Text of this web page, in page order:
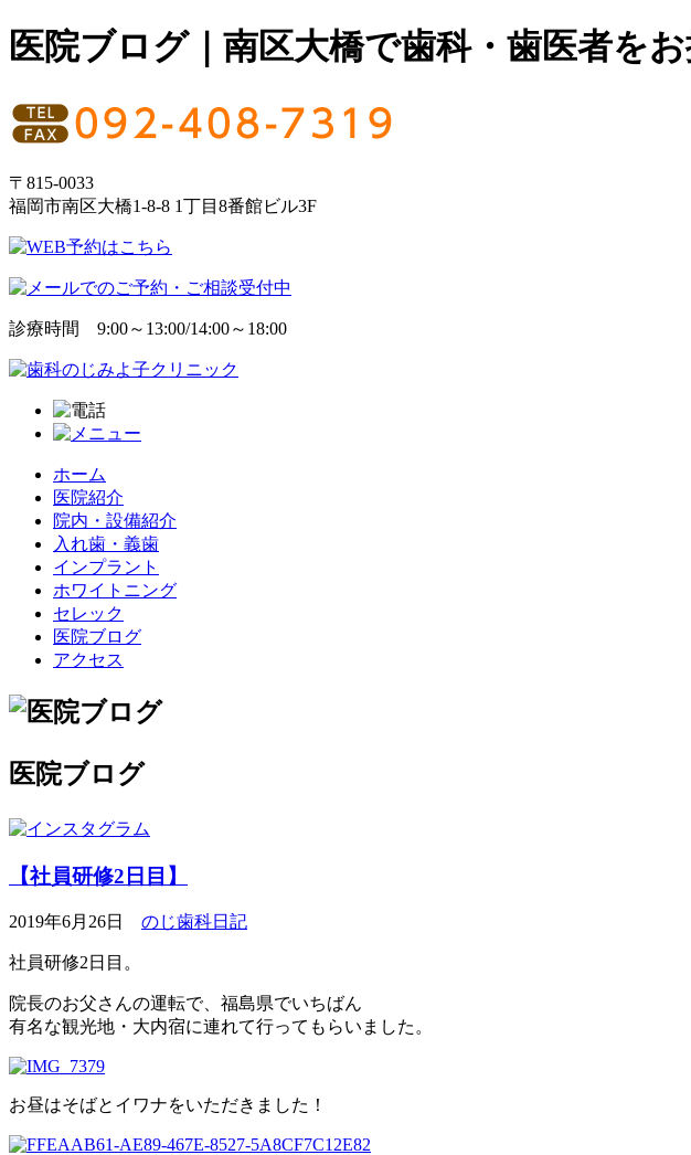
医院ブログ｜南区大橋で歯科・歯医者を
〒815-0033
福岡市南区大橋1-8-8 1丁目8番館ビル3F
診療時間 9:00～13:00/14:00～18:00
ホーム
医院紹介
院内・設備紹介
入れ歯・義歯
インプラント
ホワイトニング
セレック
医院ブログ
アクセス
医院ブログ
【社員研修2日目】
2019年6月26日 のじ歯科日記
社員研修2日目。
院長のお父さんの運転で、福島県でいちばん
有名な観光地・大内宿に連れて行ってもらいました。
お昼はそばとイワナをいただきました！